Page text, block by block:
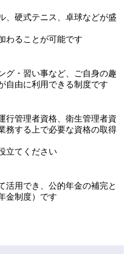
、硬式テニス、卓球などが盛
わることが可能です
グ・習い事など、ご自身の趣
自由に利用できる制度です
行管理者資格、衛生管理者資
務する上で必要な資格の取得
立てください
活用でき、公的年金の補完と
金制度）です